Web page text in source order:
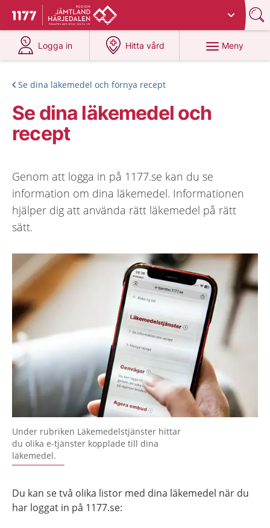
Till startsidan för 1177
Du har valt region
Logga in
på 1177.se
Hitta vård
på 1177.se
Meny
Se dina läkemedel och förnya recept
Se dina läkemedel och
recept
Genom att logga in på 1177.se kan du se
information om dina läkemedel. Informationen
hjälper dig att använda rätt läkemedel på rätt
sätt.
Under rubriken Läkemedelstjänster hittar
du olika e-tjänster kopplade till dina
läkemedel.
Du kan se två olika listor med dina läkemedel när du
har loggat in på 1177.se: